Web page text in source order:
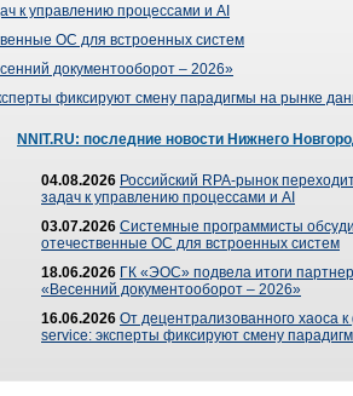
к управлению процессами и AI
ОС для встроенных систем
документооборот – 2026»
фиксируют смену парадигмы на рынке
NNIT.RU: последние новости Нижнего
04.08.2026 Российский RPA-рынок
задач к управлению процессами и AI
03.07.2026 Системные программисты
отечественные ОС для встроенных систем
18.06.2026 ГК «ЭОС» подвела итоги
«Весенний документооборот – 2026»
16.06.2026 От децентрализованного хаоса
service: эксперты фиксируют смену